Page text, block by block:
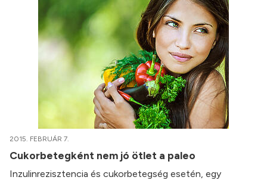
2015. FEBRUÁR 7.
Cukorbetegként nem jó ötlet a paleo
Inzulinrezisztencia és cukorbetegség esetén, egy